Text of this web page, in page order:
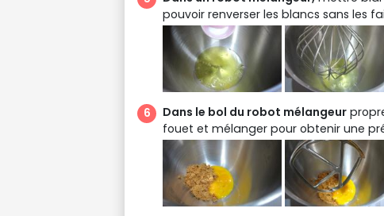
pouvoir renverser les blancs sans les
Dans le bol du robot mélangeur
fouet et mélanger pour obtenir une